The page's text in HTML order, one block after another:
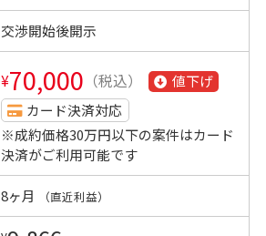
交渉開始後開示
¥70,000 （税込）
値下げ
カード決済対応
※成約価格30万円以下の案件はカード
決済がご利用可能です
8ヶ月 （直近利益）